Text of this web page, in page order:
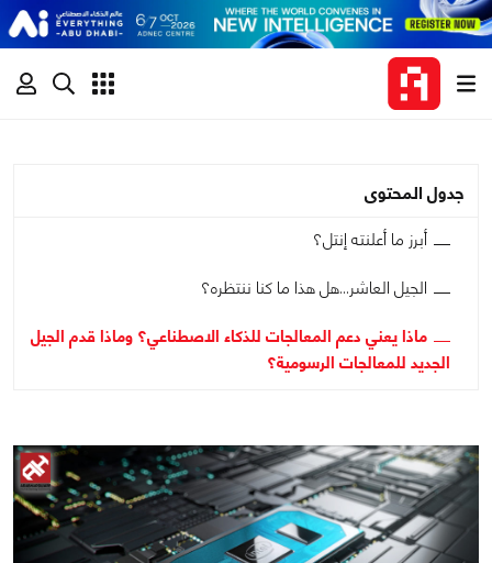
جدول المحتوى
أبرز ما أعلنته إنتل؟
الجيل العاشر...هل هذا ما كنا ننتظره؟
ماذا يعني دعم المعالجات للذكاء الاصطناعي؟ وماذا قدم الجيل
الجديد للمعالجات الرسومية؟